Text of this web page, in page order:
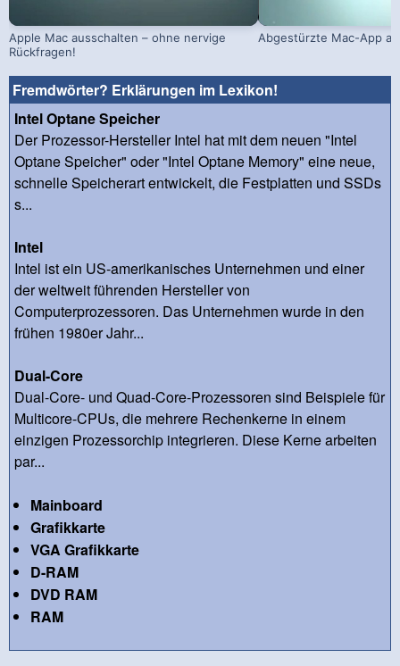
Apple Mac ausschalten – ohne nervige
Rückfragen!
Abgestürzte Mac-App
Fremdwörter? Erklärungen im Lexikon!
Intel Optane Speicher
Der Prozessor-Hersteller Intel hat mit dem neuen "Intel
Optane Speicher" oder "Intel Optane Memory" eine neue,
schnelle Speicherart entwickelt, die Festplatten und SSDs
s...
Intel
Intel ist ein US-amerikanisches Unternehmen und einer
der weltweit führenden Hersteller von
Computerprozessoren. Das Unternehmen wurde in den
frühen 1980er Jahr...
Dual-Core
Dual-Core- und Quad-Core-Prozessoren sind Beispiele für
Multicore-CPUs, die mehrere Rechenkerne in einem
einzigen Prozessorchip integrieren. Diese Kerne arbeiten
par...
Mainboard
Grafikkarte
VGA Grafikkarte
D-RAM
DVD RAM
RAM